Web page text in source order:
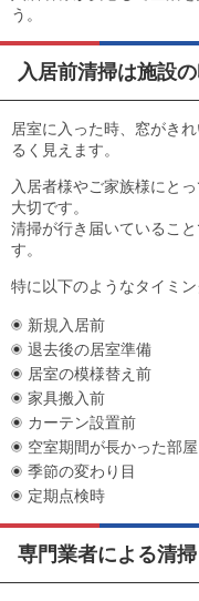
う。
入居前清掃は施設
居室に入った時、窓がき
るく見えます。
入居者様やご家族様にと
大切です。
清掃が行き届いているこ
す。
特に以下のようなタイミ
新規入居前
退去後の居室準備
居室の模様替え前
家具搬入前
カーテン設置前
空室期間が長かった部屋
季節の変わり目
定期点検時
専門業者による清